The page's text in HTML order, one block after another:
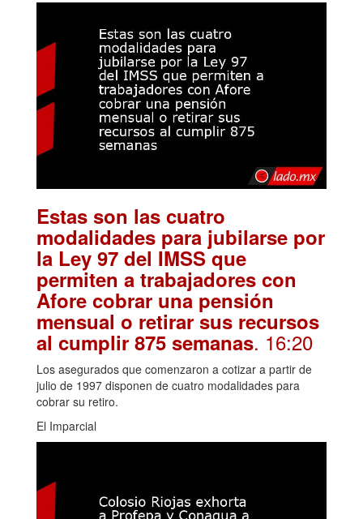
Estas son las cuatro
modalidades para jubilarse por
la Ley 97 del IMSS que
permiten a trabajadores con
Afore cobrar una pensión
mensual o retirar sus recursos
al cumplir 875 semanas. 16:20
Los asegurados que comenzaron a cotizar a partir de
julio de 1997 disponen de cuatro modalidades para
cobrar su retiro.
El Imparcial